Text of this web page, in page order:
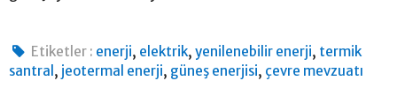
Etiketler : enerji, elektrik,yenilenebilir enerji, termik
santral , jeotermal enerji, güneş enerjisi, çevre mevzuatı